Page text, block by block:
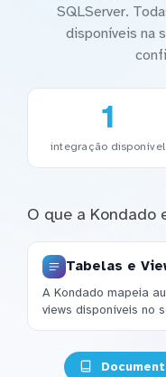
SQLServer.
disponíveis na
1
integração disponível
O que a Kondado
Tabelas e
A Kondado mapeia
views disponíveis no